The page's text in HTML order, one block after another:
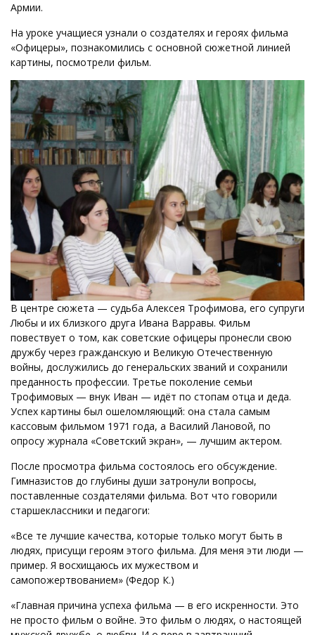
Армии.
На уроке учащиеся узнали о создателях и героях фильма
«Офицеры», познакомились с основной сюжетной линией
картины, посмотрели фильм.
В центре сюжета — судьба Алексея Трофимова, его супруги
Любы и их близкого друга Ивана Варравы. Фильм
повествует о том, как советские офи­церы пронесли свою
дружбу через гражданскую и Великую Отечественную
войны, дослужились до генеральских званий и сохранили
преданность про­фессии. Третье поколение семьи
Трофимовых — внук Иван — идёт по стопам отца и деда.
Успех картины был ошеломляющий: она стала самым
кассовым фильмом 1971 года, а Василий Лановой, по
опросу журнала «Советский экран», — лучшим актером.
После просмотра фильма состоялось его обсуждение.
Гимназистов до глубины души затронули вопросы,
поставленные создателями фильма. Вот что говорили
старшеклассники и педагоги:
«Все те лучшие качества, которые только могут быть в
людях, присущи героям этого фильма. Для меня эти люди —
пример. Я восхищаюсь их мужеством и
самопожертвованием» (Федор К.)
«Главная причина успеха фильма — в его искренности. Это
не просто фильм о войне. Это фильм о людях, о настоящей